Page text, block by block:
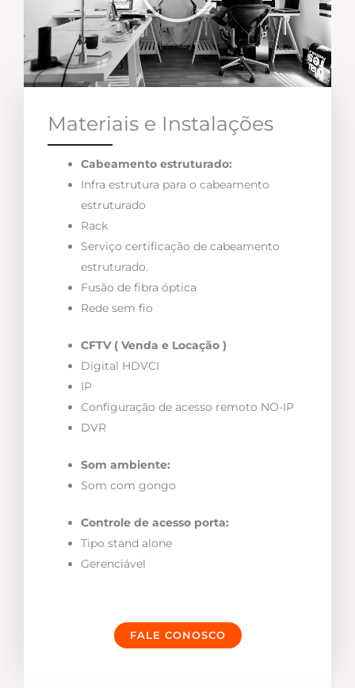
Materiais e Instalações
Cabeamento estruturado:
Infra estrutura para o cabeamento
estruturado
Rack
Serviço certificação de cabeamento
estruturado.
Fusão de fibra óptica
Rede sem fio
CFTV ( Venda e Locação )
Digital HDVCI
IP
Configuração de acesso remoto NO-IP
DVR
Som ambiente:
Som com gongo
Controle de acesso porta:
Tipo stand alone
Gerenciável
FALE CONOSCO